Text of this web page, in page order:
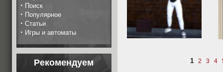
· Поиск
· Популярное
· Статьи
· Игры и автоматы
Рекомендуем 1 2 3 4